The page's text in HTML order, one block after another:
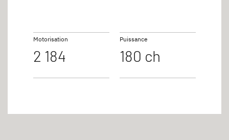
Motorisation
2 184
Puissance
180 ch